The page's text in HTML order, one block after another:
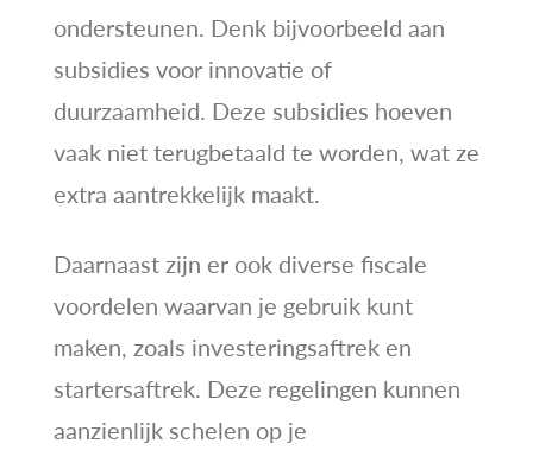
ondersteunen. Denk bijvoorbeeld aan
subsidies voor innovatie of
duurzaamheid. Deze subsidies hoeven
vaak niet terugbetaald te worden, wat ze
extra aantrekkelijk maakt.
Daarnaast zijn er ook diverse fiscale
voordelen waarvan je gebruik kunt
maken, zoals investeringsaftrek en
startersaftrek. Deze regelingen kunnen
aanzienlijk schelen op je